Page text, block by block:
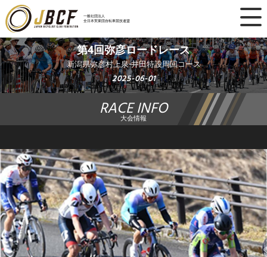
一般社団法人
全日本実業団自転車競技連盟
×
ニュース
レース日程
ランキング
チーム・選手
競技ガイド
加盟・登録
第4回弥彦ロードレース
新潟県弥彦村上泉-井田特設周回コース
2025-06-01
RACE INFO
大会情報